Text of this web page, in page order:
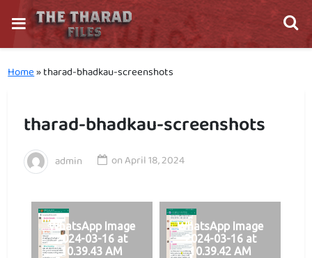
Home»tharad-bhadkau-screenshots
tharad-bhadkau-screenshots
admin onApril 18, 2024
WhatsApp Image
2024-03-16 at
10.39.43 AM
WhatsApp Image
2024-03-16 at
10.39.42 AM